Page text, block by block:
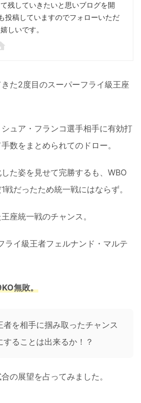
残していきたいと思いブログを開
投稿していますのでフォローいただ
しいです。
た2度目のスーパーフライ級王座
ュア・フランコ選手相手に有効打
数をまとめられてのドロー。
た姿を見せて完勝するも、WBO
戦だったため統一戦にはならず。
座統一戦のチャンス。
ライ級王者フェルナンド・マルテ
無敗。
者を相手に掴み取ったチャンス
することは出来るか！？
の展望を占ってみました。